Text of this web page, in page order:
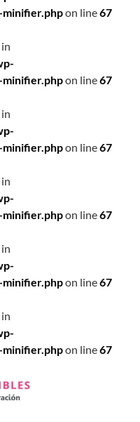
on line67
on line67
on line67
on line67
on line67
on line67